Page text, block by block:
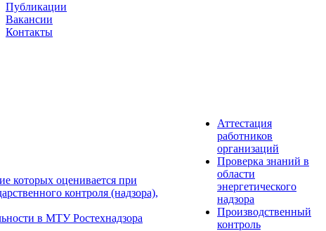
Публикации
Вакансии
Контакты
которых оценивается при
контроля (надзора),
в МТУ Ростехнадзора
Аттестация
работников
организаций
Проверка знаний в
области
энергетического
надзора
Производственный
контроль